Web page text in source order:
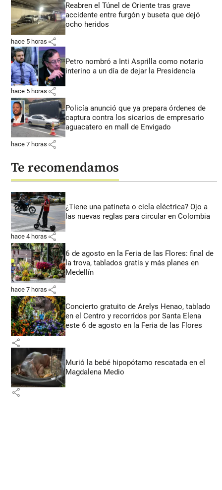
Reabren el Túnel de Oriente tras grave
accidente entre furgón y buseta que dejó
ocho heridos
hace 5 horas share
Petro nombró a Inti Asprilla como notario
interino a un día de dejar la Presidencia
hace 5 horas share
Policía anunció que ya prepara órdenes de
captura contra los sicarios de empresario
aguacatero en mall de Envigado
hace 7 horas share
Te recomendamos
¿Tiene una patineta o cicla eléctrica? Ojo a
las nuevas reglas para circular en Colombia
hace 4 horas share
6 de agosto en la Feria de las Flores: final de
la trova, tablados gratis y más planes en
Medellín
hace 7 horas share
Concierto gratuito de Arelys Henao, tablado
en el Centro y recorridos por Santa Elena
este 6 de agosto en la Feria de las Flores
share
Murió la bebé hipopótamo rescatada en el
Magdalena Medio
share